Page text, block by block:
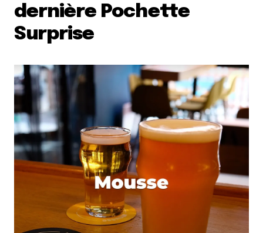
dernière Pochette
Surprise